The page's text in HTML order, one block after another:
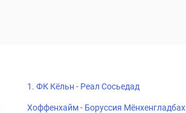
1. ФК Кёльн - Реал Сосьедад
Хоффенхайм - Боруссия Мёнхенгладбах